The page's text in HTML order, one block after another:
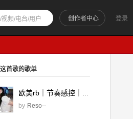
登录
创作者中心
视频/电台/用户